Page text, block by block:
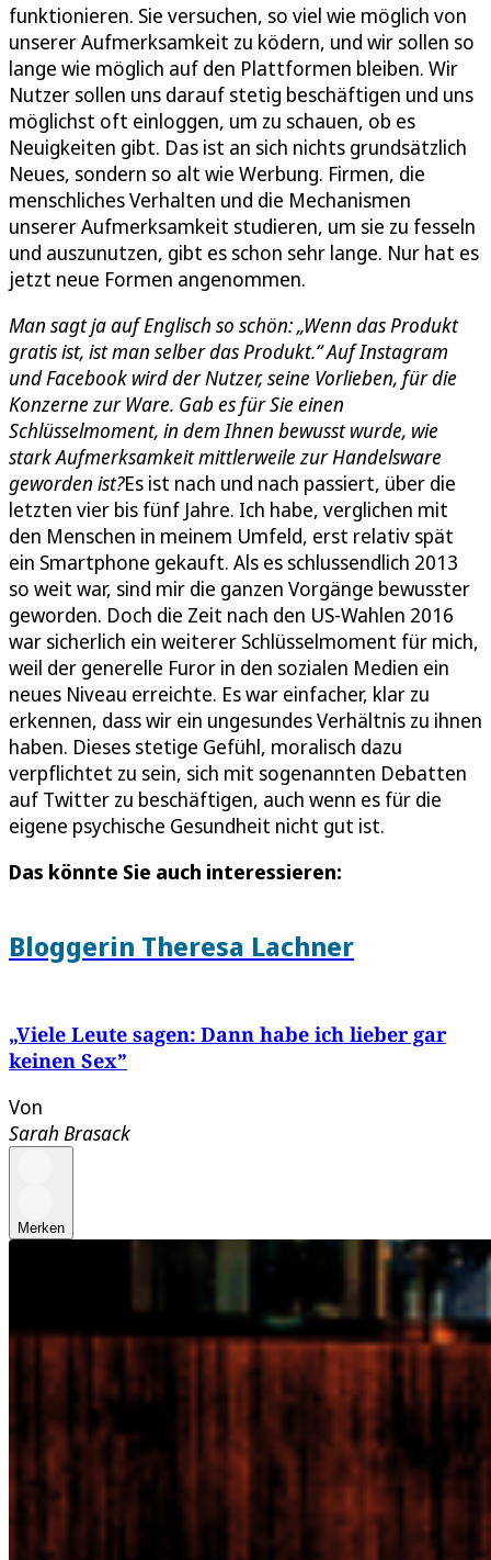
funktionieren. Sie versuchen, so viel wie möglich von
unserer Aufmerksamkeit zu ködern, und wir sollen so
lange wie möglich auf den Plattformen bleiben. Wir
Nutzer sollen uns darauf stetig beschäftigen und uns
möglichst oft einloggen, um zu schauen, ob es
Neuigkeiten gibt. Das ist an sich nichts grundsätzlich
Neues, sondern so alt wie Werbung. Firmen, die
menschliches Verhalten und die Mechanismen
unserer Aufmerksamkeit studieren, um sie zu fesseln
und auszunutzen, gibt es schon sehr lange. Nur hat es
jetzt neue Formen angenommen.
Man sagt ja auf Englisch so schön: „Wenn das Produkt
gratis ist, ist man selber das Produkt.“ Auf Instagram
und Facebook wird der Nutzer, seine Vorlieben, für die
Konzerne zur Ware. Gab es für Sie einen
Schlüsselmoment, in dem Ihnen bewusst wurde, wie
stark Aufmerksamkeit mittlerweile zur Handelsware
geworden ist?Es ist nach und nach passiert, über die
letzten vier bis fünf Jahre. Ich habe, verglichen mit
den Menschen in meinem Umfeld, erst relativ spät
ein Smartphone gekauft. Als es schlussendlich 2013
so weit war, sind mir die ganzen Vorgänge bewusster
geworden. Doch die Zeit nach den US-Wahlen 2016
war sicherlich ein weiterer Schlüsselmoment für mich,
weil der generelle Furor in den sozialen Medien ein
neues Niveau erreichte. Es war einfacher, klar zu
erkennen, dass wir ein ungesundes Verhältnis zu ihnen
haben. Dieses stetige Gefühl, moralisch dazu
verpflichtet zu sein, sich mit sogenannten Debatten
auf Twitter zu beschäftigen, auch wenn es für die
eigene psychische Gesundheit nicht gut ist.
Das könnte Sie auch interessieren:
Bloggerin Theresa Lachner
„Viele Leute sagen: Dann habe ich lieber gar
keinen Sex”
Von
Sarah Brasack
Merken